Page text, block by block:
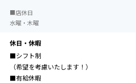
■店休日
水曜・木曜
休日・休暇
■シフト制
（希望を考慮いたします！）
■有給休暇